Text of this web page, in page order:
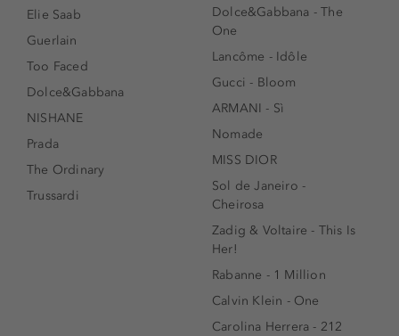
Elie Saab
Guerlain
Too Faced
Dolce&Gabbana
NISHANE
Prada
The Ordinary
Trussardi
Dolce&Gabbana - The
One
Lancôme - Idôle
Gucci - Bloom
ARMANI - Sì
Nomade
MISS DIOR
Sol de Janeiro -
Cheirosa
Zadig & Voltaire - This Is
Her!
Rabanne - 1 Million
Calvin Klein - One
Carolina Herrera - 212